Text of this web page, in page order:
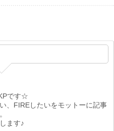
です☆
、FIREしたいをモットーに記事
ます♪